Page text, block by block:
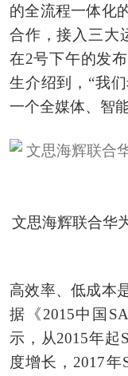
的全流程一体化
合作，接入三大
在2号下午的发
生介绍到，“我
一个全媒体、智
文思海辉联合华
高效率、低成本
据《2015中国
示，从2015年起
度增长，2017